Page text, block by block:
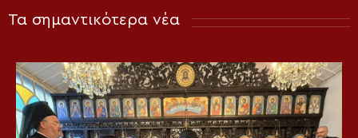
Τα σημαντικότερα νέα